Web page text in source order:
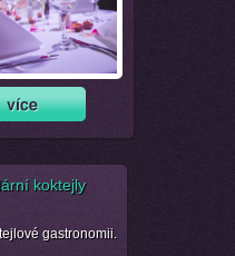
koktejly
gastronomii.